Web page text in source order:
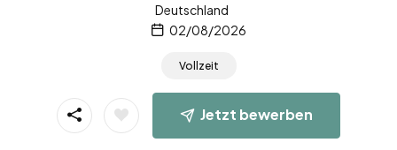
Deutschland
02/08/2026
Vollzeit
Jetzt bewerben